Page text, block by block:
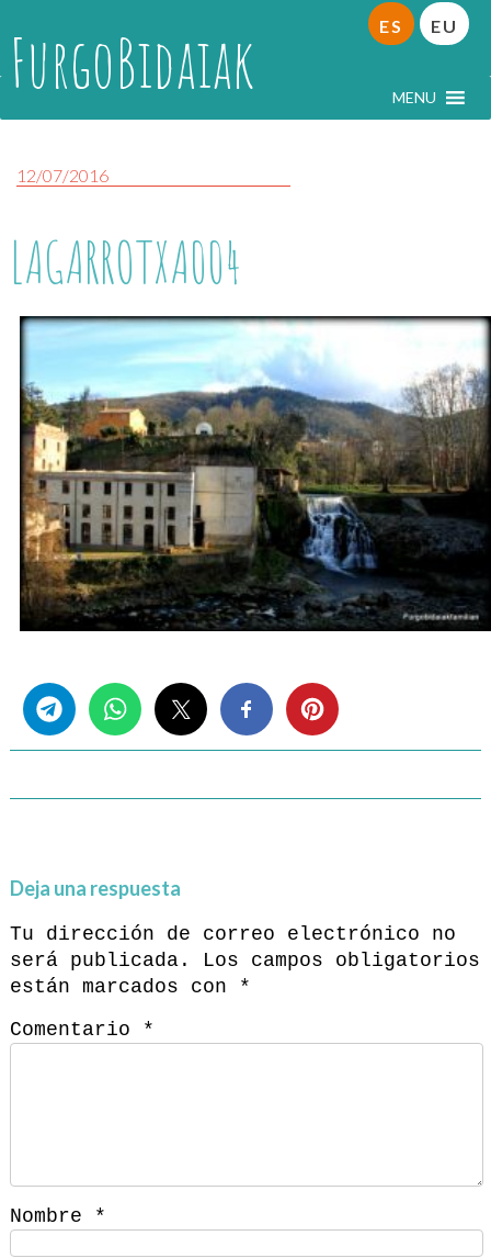
FurgoBidaiak MENU
ES EU
12/07/2016
LAGARROTXA004
Deja una respuesta
Tu dirección de correo electrónico no
será publicada.
Los campos obligatorios
están marcados con
*
Comentario
*
Nombre *